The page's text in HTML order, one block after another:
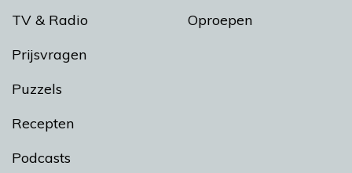
TV & Radio
Prijsvragen
Puzzels
Recepten
Podcasts
Oproepen